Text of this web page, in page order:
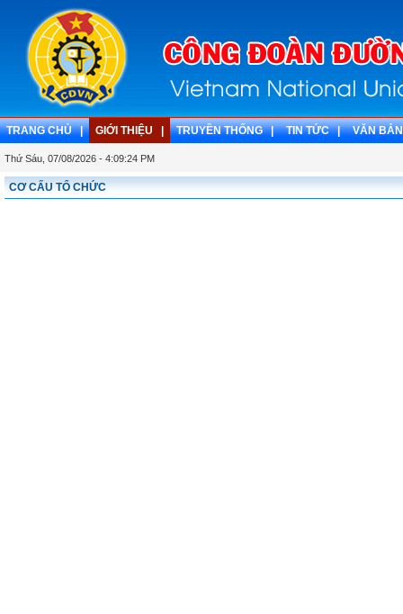
TRANG CHỦ | GIỚI THIỆU | TRUYỀN THỐNG | TIN TỨC | VĂN
Thứ Sáu, 07/08/2026 - 4:09:24 PM
CƠ CẤU TỔ CHỨC